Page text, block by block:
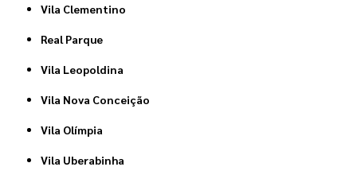
Vila Clementino
Real Parque
Vila Leopoldina
Vila Nova Conceição
Vila Olímpia
Vila Uberabinha